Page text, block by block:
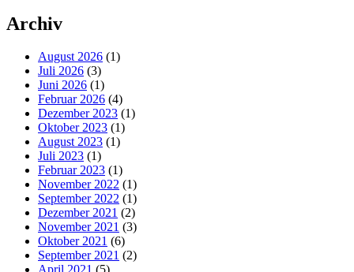
Archiv
August 2026 (1)
Juli 2026 (3)
Juni 2026 (1)
Februar 2026 (4)
Dezember 2023 (1)
Oktober 2023 (1)
August 2023 (1)
Juli 2023 (1)
Februar 2023 (1)
November 2022 (1)
September 2022 (1)
Dezember 2021 (2)
November 2021 (3)
Oktober 2021 (6)
September 2021 (2)